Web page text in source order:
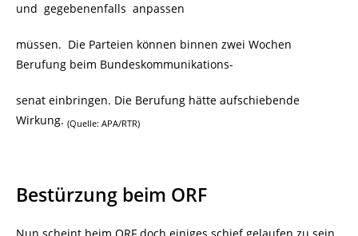
und gegebenenfalls anpassen
müssen. Die Parteien können binnen zwei Wochen
Berufung beim Bundeskommunikations-
senat einbringen. Die Berufung hätte aufschiebende
Wirkung. (Quelle: APA/RTR)
Bestürzung beim ORF